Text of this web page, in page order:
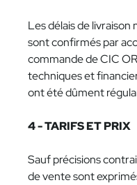
Les délais de
sont confirmés par
commande de CIC
techniques et
ont été dûment
4 - TARIFS ET PRIX
Sauf précisions
de vente sont